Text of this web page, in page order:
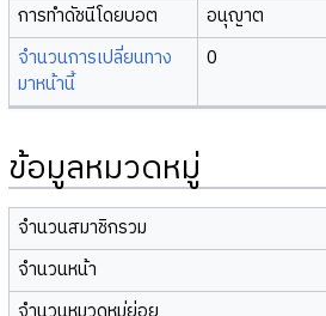
การทำดัชนีโดยบอต
อนุญาต
จำนวนการเปลี่ยนทาง
มาหน้านี้
0
ข้อมูลหมวดหมู่
จำนวนสมาชิกรวม
จำนวนหน้า